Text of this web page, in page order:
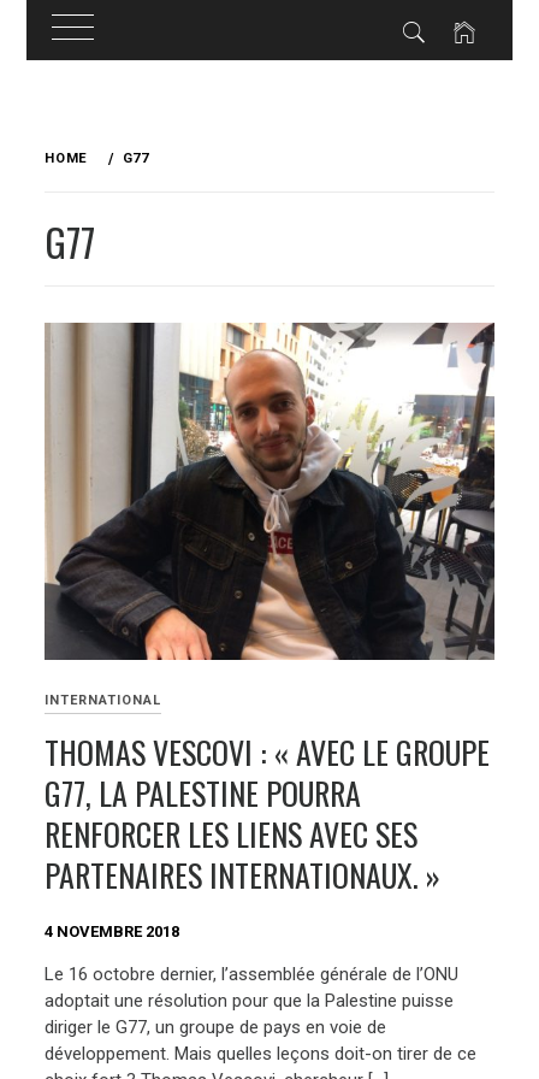
HOME G77
G77
INTERNATIONAL
THOMAS VESCOVI : « AVEC LE GROUPE
G77, LA PALESTINE POURRA
RENFORCER LES LIENS AVEC SES
PARTENAIRES INTERNATIONAUX. »
4 NOVEMBRE 2018
Le 16 octobre dernier, l’assemblée générale de l’ONU
adoptait une résolution pour que la Palestine puisse
diriger le G77, un groupe de pays en voie de
développement. Mais quelles leçons doit-on tirer de ce